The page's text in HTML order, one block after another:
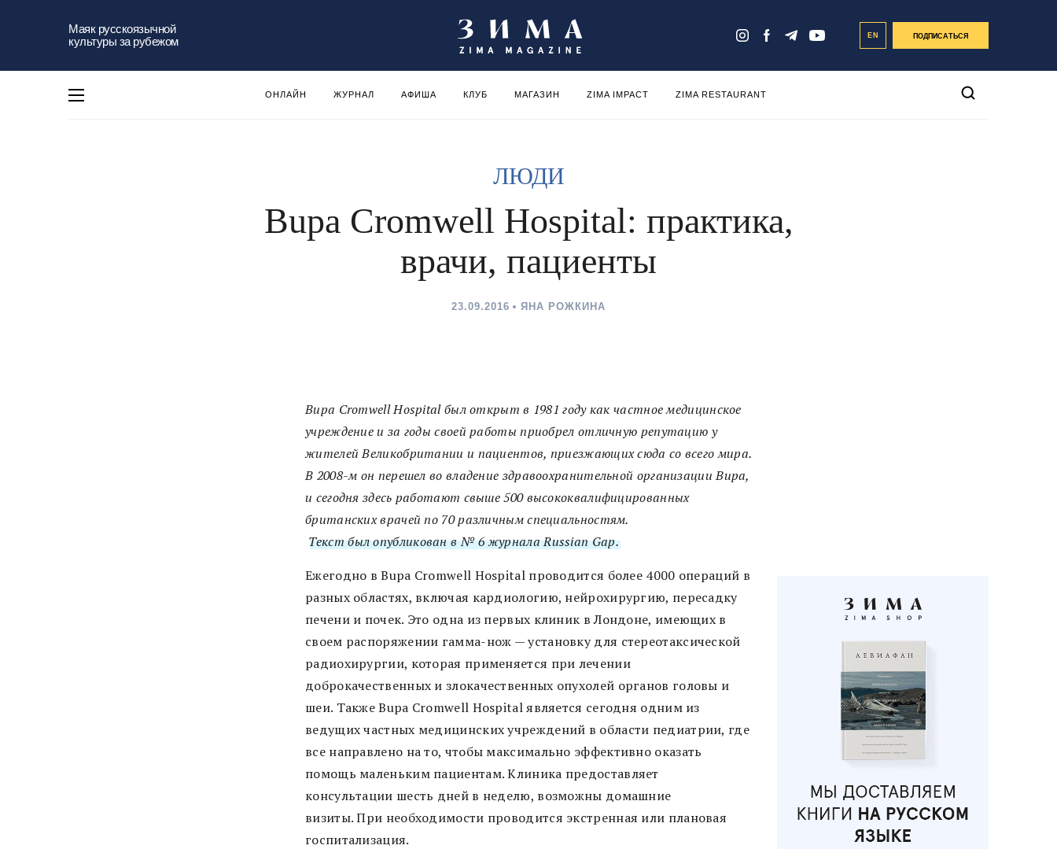
Маяк русскоязычной
культуры за рубежом
EN ПОДПИСАТЬСЯ
ОНЛАЙН ЖУРНАЛ АФИША КЛУБ МАГАЗИН ZIMA IMPACT ZIMA RESTAURANT
ЛЮДИ
Bupa Cromwell Hospital: практика,
врачи, пациенты
23.09.2016 ЯНА РОЖКИНА
Bupa Cromwell Hospital был открыт в 1981 году как частное медицинское
учреждение и за годы своей работы приобрел отличную репутацию у
жителей Великобритании и пациентов, приезжающих сюда со всего мира.
В 2008-м он перешел во владение здравоохранительной организации Bupa,
и сегодня здесь работают свыше 500 высококвалифицированных
британских врачей по 70 различным специальностям.
Текст был опубликован в № 6 журнала Russian Gap.
Ежегодно в Bupa Cromwell Hospital проводится более 4000 операций в
разных областях, включая кардиологию, нейрохирургию, пересадку
печени и почек. Это одна из первых клиник в Лондоне, имеющих в
своем распоряжении гамма-нож — установку для стереотаксической
радиохирургии, которая применяется при лечении
доброкачественных и злокачественных опухолей органов головы и
шеи. Также Bupa Cromwell Hospital является сегодня одним из
ведущих частных медицинских учреждений в области педиатрии, где
все направлено на то, чтобы максимально эффективно оказать
помощь маленьким пациентам. Клиника предоставляет
консультации шесть дней в неделю, возможны домашние
визиты. При необходимости проводится экстренная или плановая
госпитализация.